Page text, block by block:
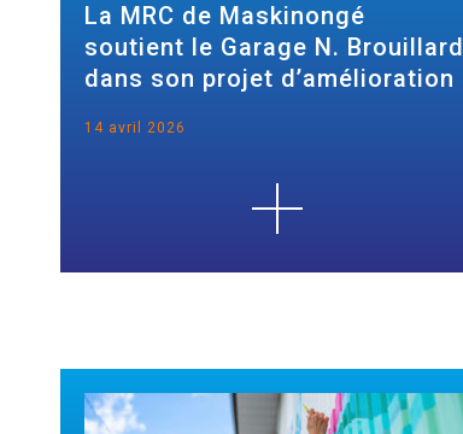
La MRC de Maskinongé
soutient le Garage N. Brouillard
dans son projet d’amélioration
14 avril 2026